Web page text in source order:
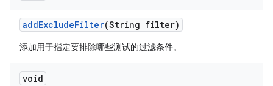
addExcludeFilter(String filter)
添加用于指定要排除哪些测试的过滤条件。
void